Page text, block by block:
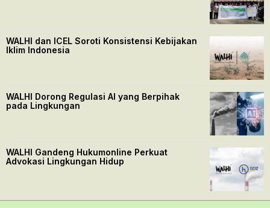
WALHI dan ICEL Soroti Konsistensi Kebijakan
Iklim Indonesia
WALHI Dorong Regulasi AI yang Berpihak
pada Lingkungan
WALHI Gandeng Hukumonline Perkuat
Advokasi Lingkungan Hidup